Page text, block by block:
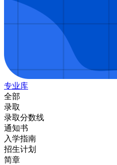
专业库
全部
录取
录取分数线
通知书
入学指南
招生计划
简章